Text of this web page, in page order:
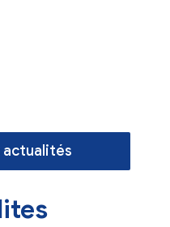
actualités